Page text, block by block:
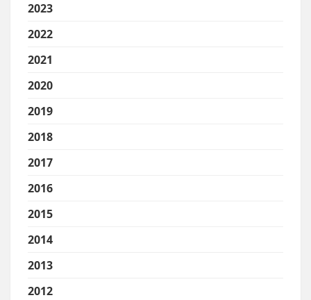
2023
2022
2021
2020
2019
2018
2017
2016
2015
2014
2013
2012